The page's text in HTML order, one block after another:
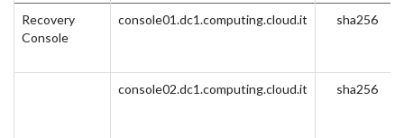
Recovery
Console
console01.dc1.computing.cloud.it sha256
console02.dc1.computing.cloud.it sha256